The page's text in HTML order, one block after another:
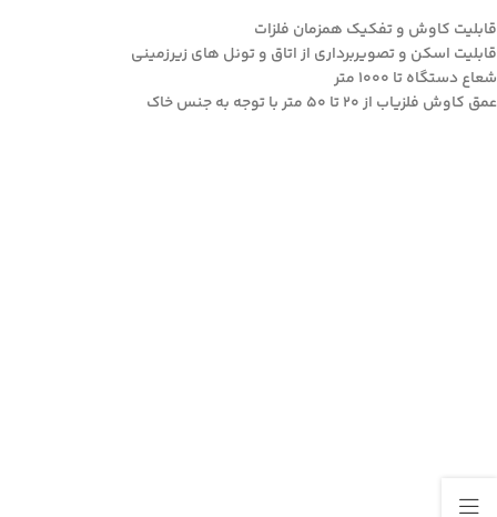
قابلیت کاوش و تفکیک همزمان فلزات
قابلیت اسکن و تصویربرداری از اتاق و تونل های زیرزمینی
شعاع دستگاه تا ۱۰۰۰ متر
عمق کاوش فلزیاب از ۲۰ تا ۵۰ متر با توجه به جنس خاک